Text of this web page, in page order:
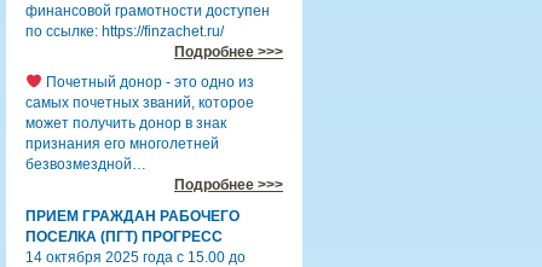
финансовой грамотности доступен
по ссылке: https://finzachet.ru/
Подробнее >>>
Почетный донор - это одно из
самых почетных званий, которое
может получить донор в знак
признания его многолетней
безвозмездной…
Подробнее >>>
ПРИЕМ ГРАЖДАН РАБОЧЕГО
ПОСЕЛКА (ПГТ) ПРОГРЕСС
14 октября 2025 года с 15.00 до